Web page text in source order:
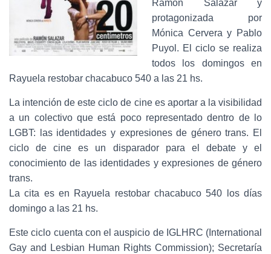
Ramon Salazar y
protagonizada por
Mónica Cervera y Pablo
Puyol. El ciclo se realiza
todos los domingos en
Rayuela restobar chacabuco 540 a las 21 hs.
La intención de este ciclo de cine es aportar a la visibilidad
a un colectivo que está poco representado dentro de lo
LGBT: las identidades y expresiones de género trans. El
ciclo de cine es un disparador para el debate y el
conocimiento de las identidades y expresiones de género
trans.
La cita es en Rayuela restobar chacabuco 540 los días
domingo a las 21 hs.
Este ciclo cuenta con el auspicio de IGLHRC (International
Gay and Lesbian Human Rights Commission); Secretaría